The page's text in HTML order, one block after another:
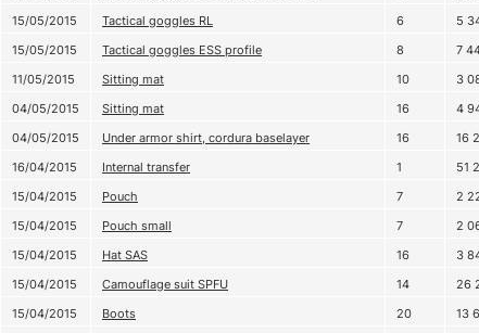
15/05/2015
Tactical goggles RL 6 5
15/05/2015
Tactical goggles ESS profile 8 7
11/05/2015
Sitting mat 10 3
04/05/2015
Sitting mat 16 4
04/05/2015
Under armor shirt, cordura baselayer 16 16
16/04/2015
Internal transfer 1 51
15/04/2015
Pouch 7 2
15/04/2015
Pouch small 7 2
15/04/2015
Hat SAS 16 3
15/04/2015
Camouflage suit SPFU 14 26
15/04/2015
Boots 20 13